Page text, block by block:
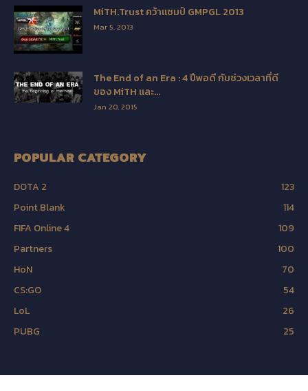
MiTH.Trust คว้าแชมป์ GMPGL 2013
Mar 5, 2013
The End of an Era : 4 ปีพอดี กับช่วงเวลาที่ดี
ของ MiTH และ...
Jan 20, 2015
POPULAR CATEGORY
DOTA 2
123
Point Blank
114
FIFA Online 4
109
Partners
100
HoN
70
CS:GO
54
LoL
26
PUBG
25